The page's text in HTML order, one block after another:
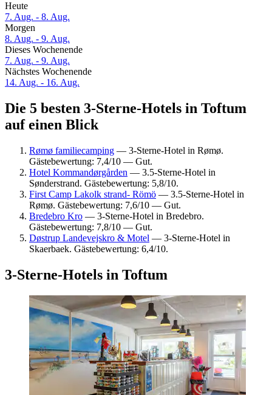
Heute
7. Aug. - 8. Aug.
Morgen
8. Aug. - 9. Aug.
Dieses Wochenende
7. Aug. - 9. Aug.
Nächstes Wochenende
14. Aug. - 16. Aug.
Die 5 besten 3-Sterne-Hotels in Toftum
auf einen Blick
Rømø familiecamping — 3-Sterne-Hotel in Rømø.
Gästebewertung: 7,4/10 — Gut.
Hotel Kommandørgården — 3.5-Sterne-Hotel in
Sønderstrand. Gästebewertung: 5,8/10.
First Camp Lakolk strand- Römö — 3.5-Sterne-Hotel in
Rømø. Gästebewertung: 7,6/10 — Gut.
Bredebro Kro — 3-Sterne-Hotel in Bredebro.
Gästebewertung: 7,8/10 — Gut.
Døstrup Landevejskro & Motel — 3-Sterne-Hotel in
Skaerbaek. Gästebewertung: 6,4/10.
3-Sterne-Hotels in Toftum